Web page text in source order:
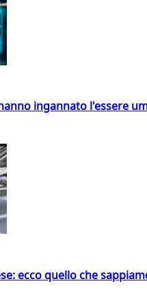
ingannato l'essere
ecco quello che